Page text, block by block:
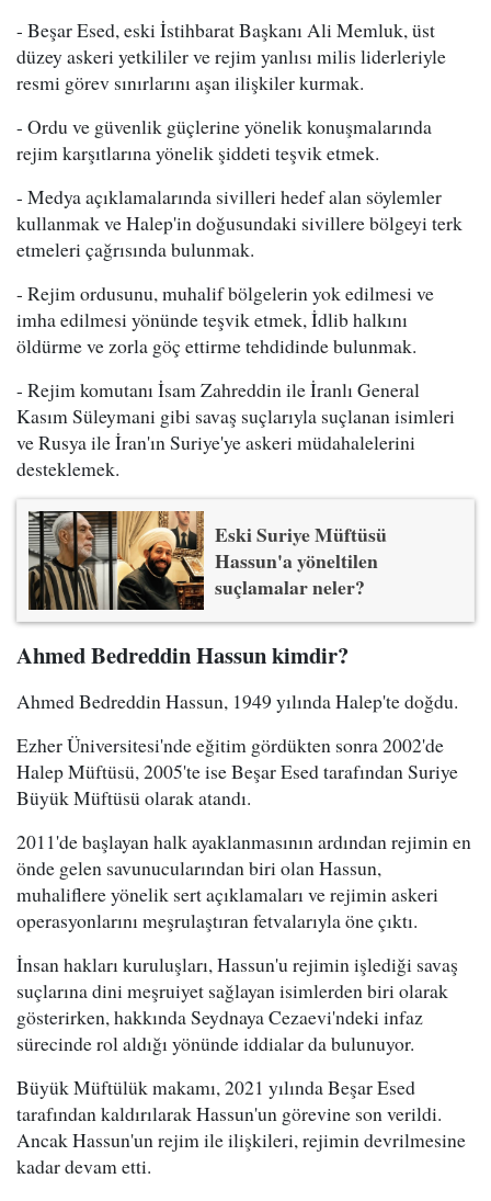
- Beşar Esed, eski İstihbarat Başkanı Ali Memluk, üst
düzey askeri yetkililer ve rejim yanlısı milis liderleriyle
resmi görev sınırlarını aşan ilişkiler kurmak.
- Ordu ve güvenlik güçlerine yönelik konuşmalarında
rejim karşıtlarına yönelik şiddeti teşvik etmek.
- Medya açıklamalarında sivilleri hedef alan söylemler
kullanmak ve Halep'in doğusundaki sivillere bölgeyi terk
etmeleri çağrısında bulunmak.
- Rejim ordusunu, muhalif bölgelerin yok edilmesi ve
imha edilmesi yönünde teşvik etmek, İdlib halkını
öldürme ve zorla göç ettirme tehdidinde bulunmak.
- Rejim komutanı İsam Zahreddin ile İranlı General
Kasım Süleymani gibi savaş suçlarıyla suçlanan isimleri
ve Rusya ile İran'ın Suriye'ye askeri müdahalelerini
desteklemek.
Eski Suriye Müftüsü
Hassun'a yöneltilen
suçlamalar neler?
Ahmed Bedreddin Hassun kimdir?
Ahmed Bedreddin Hassun, 1949 yılında Halep'te doğdu.
Ezher Üniversitesi'nde eğitim gördükten sonra 2002'de
Halep Müftüsü, 2005'te ise Beşar Esed tarafından Suriye
Büyük Müftüsü olarak atandı.
2011'de başlayan halk ayaklanmasının ardından rejimin en
önde gelen savunucularından biri olan Hassun,
muhaliflere yönelik sert açıklamaları ve rejimin askeri
operasyonlarını meşrulaştıran fetvalarıyla öne çıktı.
İnsan hakları kuruluşları, Hassun'u rejimin işlediği savaş
suçlarına dini meşruiyet sağlayan isimlerden biri olarak
gösterirken, hakkında Seydnaya Cezaevi'ndeki infaz
sürecinde rol aldığı yönünde iddialar da bulunuyor.
Büyük Müftülük makamı, 2021 yılında Beşar Esed
tarafından kaldırılarak Hassun'un görevine son verildi.
Ancak Hassun'un rejim ile ilişkileri, rejimin devrilmesine
kadar devam etti.